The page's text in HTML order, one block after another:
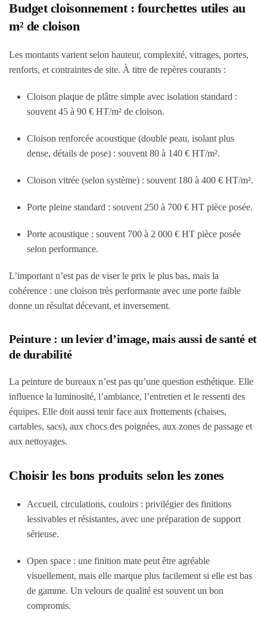
Budget cloisonnement : fourchettes utiles au
m² de cloison
Les montants varient selon hauteur, complexité, vitrages, portes,
renforts, et contraintes de site. À titre de repères courants :
Cloison plaque de plâtre simple avec isolation standard :
souvent 45 à 90 € HT/m² de cloison.
Cloison renforcée acoustique (double peau, isolant plus
dense, détails de pose) : souvent 80 à 140 € HT/m².
Cloison vitrée (selon système) : souvent 180 à 400 € HT/m².
Porte pleine standard : souvent 250 à 700 € HT pièce posée.
Porte acoustique : souvent 700 à 2 000 € HT pièce posée
selon performance.
L’important n’est pas de viser le prix le plus bas, mais la
cohérence : une cloison très performante avec une porte faible
donne un résultat décevant, et inversement.
Peinture : un levier d’image, mais aussi de santé et
de durabilité
La peinture de bureaux n’est pas qu’une question esthétique. Elle
influence la luminosité, l’ambiance, l’entretien et le ressenti des
équipes. Elle doit aussi tenir face aux frottements (chaises,
cartables, sacs), aux chocs des poignées, aux zones de passage et
aux nettoyages.
Choisir les bons produits selon les zones
Accueil, circulations, couloirs : privilégier des finitions
lessivables et résistantes, avec une préparation de support
sérieuse.
Open space : une finition mate peut être agréable
visuellement, mais elle marque plus facilement si elle est bas
de gamme. Un velours de qualité est souvent un bon
compromis.